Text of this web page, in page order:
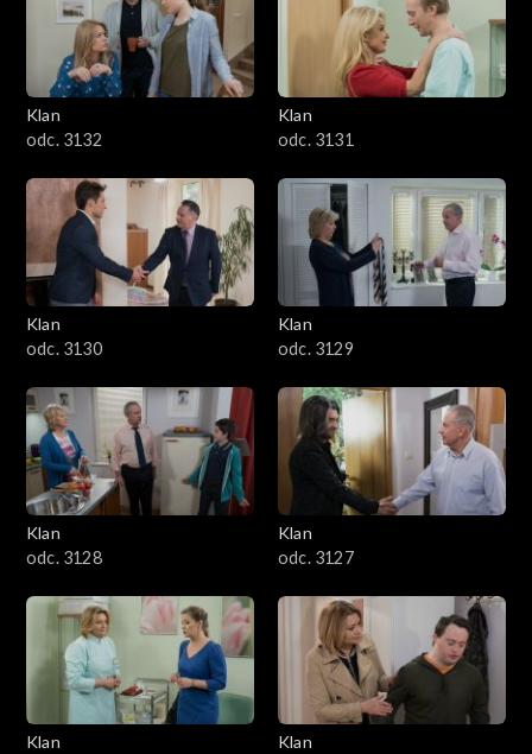
Klan
odc. 3132
Klan
odc. 3131
Klan
odc. 3130
Klan
odc. 3129
Klan
odc. 3128
Klan
odc. 3127
Klan
Klan